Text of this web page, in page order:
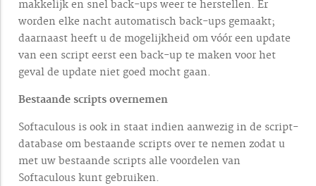
makkelijk en snel back-ups weer te herstellen. Er
worden elke nacht automatisch back-ups gemaakt;
daarnaast heeft u de mogelijkheid om vóór een update
van een script eerst een back-up te maken voor het
geval de update niet goed mocht gaan.
Bestaande scripts overnemen
Softaculous is ook in staat indien aanwezig in de script-
database om bestaande scripts over te nemen zodat u
met uw bestaande scripts alle voordelen van
Softaculous kunt gebruiken.